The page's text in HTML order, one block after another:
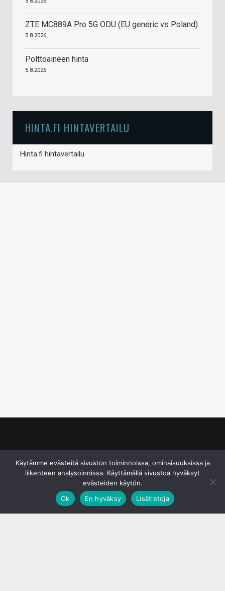
ZTE MC889A Pro 5G ODU (EU generic vs Poland)
5.8.2026
Polttoaineen hinta
5.8.2026
HINTA.FI HINTAVERTAILU
Hinta.fi hintavertailu
Käytämme evästeitä sivuston toiminnoissa, ominaisuuksissa ja
liikenteen analysoinnissa. Käyttämällä sivustoa hyväksyt
evästeiden käytön.
Ok
En hyväksy Lisätietoja